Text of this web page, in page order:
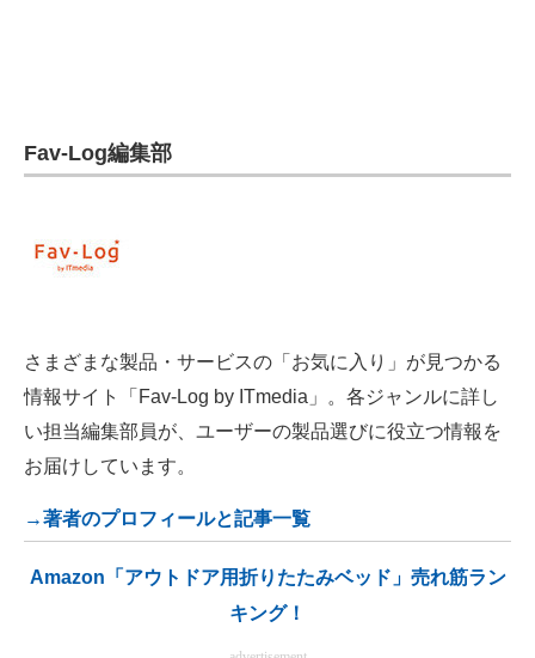
Fav-Log編集部
さまざまな製品・サービスの「お気に入り」が見つかる
情報サイト「Fav-Log by ITmedia」。各ジャンルに詳し
い担当編集部員が、ユーザーの製品選びに役立つ情報を
お届けしています。
→著者のプロフィールと記事一覧
Amazon「アウトドア用折りたたみベッド」売れ筋ラン
キング！